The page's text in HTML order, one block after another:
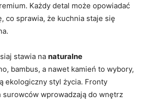
Każdy detal może opowiadać
co sprawia, że kuchnia staje się
stawia na naturalne
bambus, a nawet kamień to wybory,
ekologiczny styl życia. Fronty
surowców wprowadzają do wnętrz